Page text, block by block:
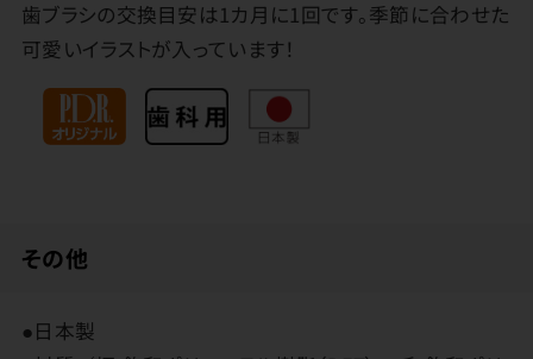
歯ブラシの交換目安は1カ月に1回です。季節に合わせた
可愛いイラストが入っています！
その他
●日本製